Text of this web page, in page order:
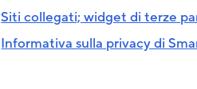
Siti collegati; widget di terze
Informativa sulla privacy di